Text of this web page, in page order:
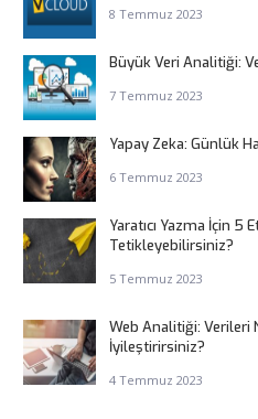
8 Temmuz 2023
Büyük Veri Analitiği:
7 Temmuz 2023
Yapay Zeka: Günlük
6 Temmuz 2023
Yaratıcı Yazma İçin 5
Tetikleyebilirsiniz?
5 Temmuz 2023
Web Analitiği: Verileri
İyileştirirsiniz?
4 Temmuz 2023